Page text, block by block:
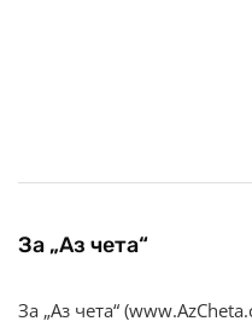
За „Аз чета“
За „Аз чета“